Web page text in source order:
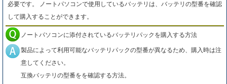
必要です。 ノートパソコンで使用しているバッテリは、バッテリの型番を確認
して購入することができます。
ノートパソコンに添付されているバッテリパックを購入する方法
製品によって利用可能なバッテリパックの型番が異なるため、購入時は注
意してください。
互換バッテリの型番をを確認する方法。